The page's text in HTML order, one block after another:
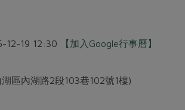
12-19 12:30 【加入Google行事曆】
區內湖路2段103巷102號1樓)